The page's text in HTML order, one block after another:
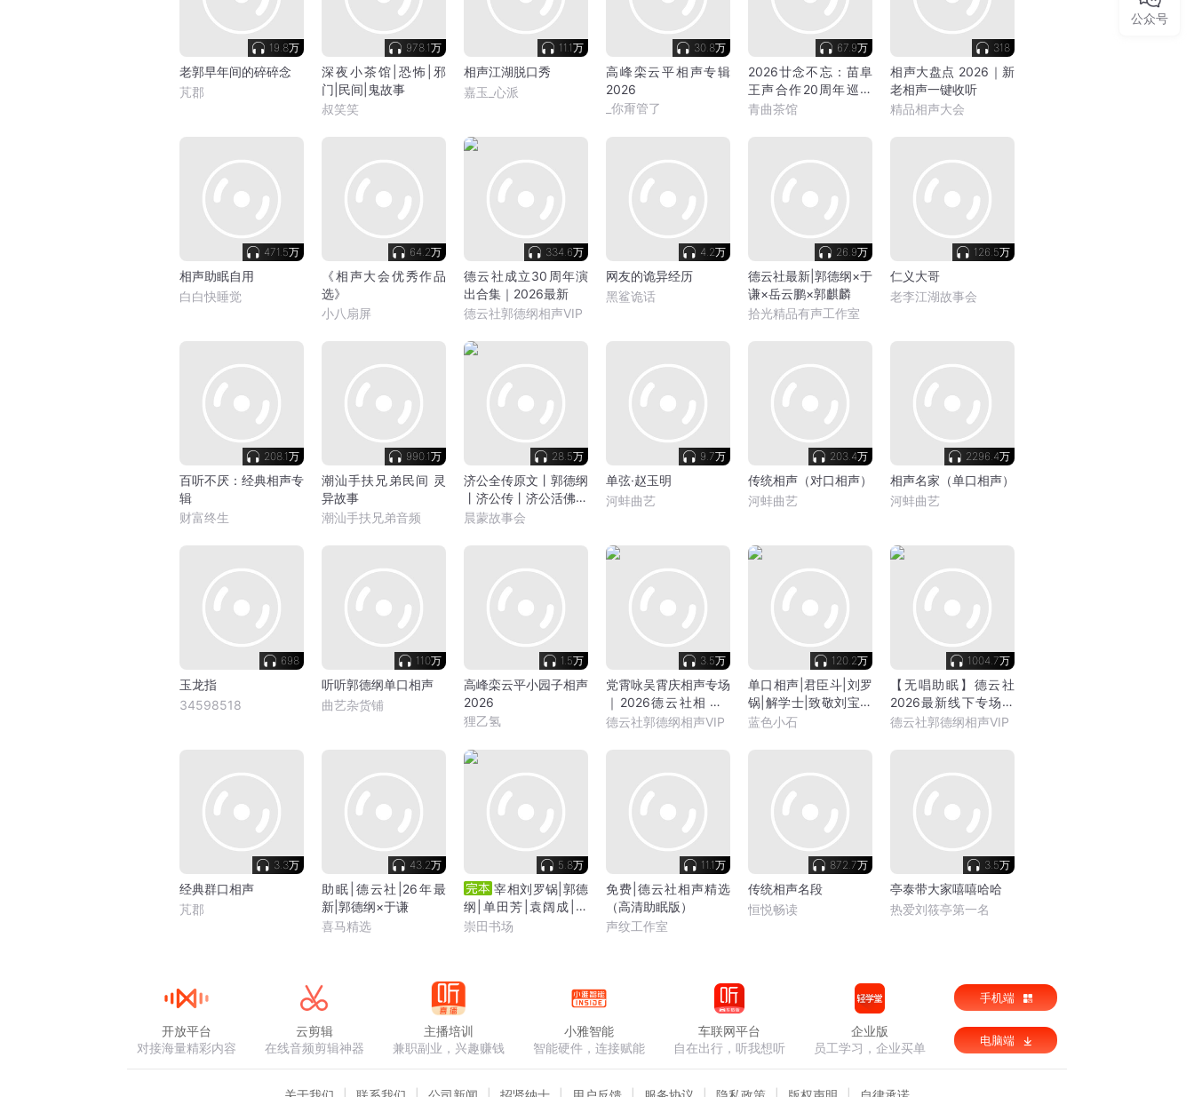
19.8万
老郭早年间的碎碎念
芃郡
978.1万
深夜小茶馆|恐怖|邪
门|民间|鬼故事
叔笑笑
11.1万
相声江湖脱口秀
嘉玉_心派
30.8万
高峰栾云平相声专辑
2026
_你甭管了
67.9万
2026廿念不忘：苗阜
王声合作20周年巡演
特辑|青曲社
青曲茶馆
318
相声大盘点 2026｜新
老相声一键收听
精品相声大会
471.5万
相声助眠自用
白白快睡觉
64.2万
《相声大会优秀作品
选》
小八扇屏
334.6万
德云社成立30周年演
出合集｜2026最新
德云社郭德纲相声VIP
4.2万
网友的诡异经历
黑鲨诡话
26.9万
德云社最新|郭德纲×于
谦×岳云鹏×郭麒麟
拾光精品有声工作室
126.5万
仁义大哥
老李江湖故事会
208.1万
百听不厌：经典相声专
辑
财富终生
990.1万
潮汕手扶兄弟民间 灵
异故事
潮汕手扶兄弟音频
28.5万
济公全传原文丨郭德纲
丨济公传丨济公活佛丨
游本昌
晨蒙故事会
9.7万
单弦·赵玉明
河蚌曲艺
203.4万
传统相声（对口相声）
河蚌曲艺
2296.4万
相声名家（单口相声）
河蚌曲艺
698
玉龙指
34598518
110万
听听郭德纲单口相声
曲艺杂货铺
1.5万
高峰栾云平小园子相声
2026
狸乙氢
3.5万
党霄咏吴霄庆相声专场
｜2026德云社相声 |
上海小专场
德云社郭德纲相声VIP
120.2万
单口相声|君臣斗|刘罗
锅|解学士|致敬刘宝瑞
先生
蓝色小石
1004.7万
【无唱助眠】德云社
2026最新线下专场大
合集
德云社郭德纲相声VIP
3.3万
经典群口相声
芃郡
43.2万
助眠|德云社|26年最
新|郭德纲×于谦
喜马精选
5.8万
宰相刘罗锅|郭德
纲|单田芳|袁阔成|评
书|德云社
崇田书场
11.1万
免费|德云社相声精选
（高清助眠版）
声纹工作室
872.7万
传统相声名段
恒悦畅读
3.5万
亭泰带大家嘻嘻哈哈
热爱刘筱亭第一名
公众号
开放平台
对接海量精彩内容
云剪辑
在线音频剪辑神器
主播培训
兼职副业，兴趣赚钱
小雅智能
智能硬件，连接赋能
车联网平台
自在出行，听我想听
企业版
员工学习，企业买单
手机端
电脑端